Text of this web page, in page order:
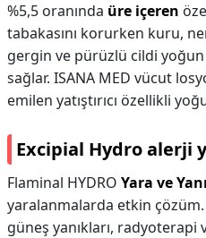
%5,5 oranında üre içeren
tabakasını korurken kuru,
gergin ve pürüzlü cildi yoğun
sağlar. ISANA MED vücut
emilen yatıştırıcı özellikli
Excipial Hydro alerji
Flaminal HYDRO Yara ve
yaralanmalarda etkin çözüm.
güneş yanıkları, radyoterapi